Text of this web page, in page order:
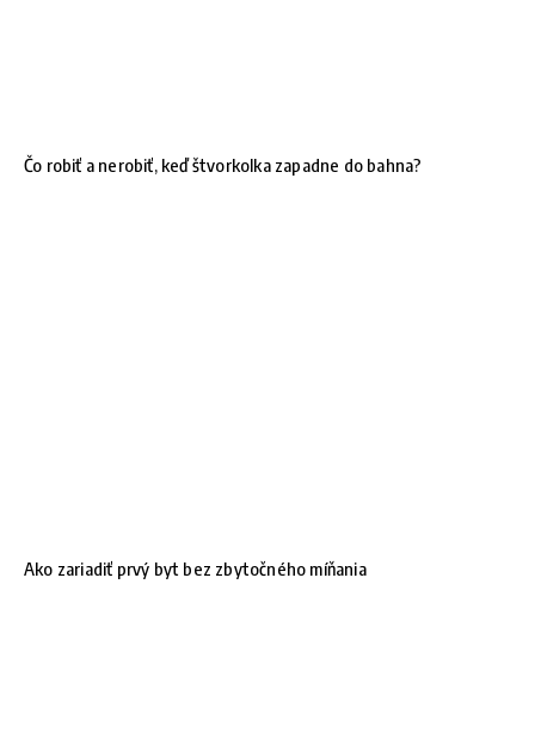
Čo robiť a nerobiť, keď štvorkolka zapadne do bahna?
Ako zariadiť prvý byt bez zbytočného míňania